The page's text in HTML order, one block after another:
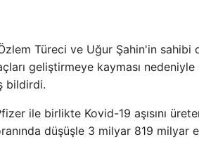
Türeci ve Uğur Şahin'in sahibi
geliştirmeye kayması
bildirdi.
ile birlikte Kovid-19 aşısını
düşüşle 3 milyar 819 milyar